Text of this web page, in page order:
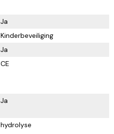
Ja
Kinderbeveiliging
Ja
CE
Ja
hydrolyse